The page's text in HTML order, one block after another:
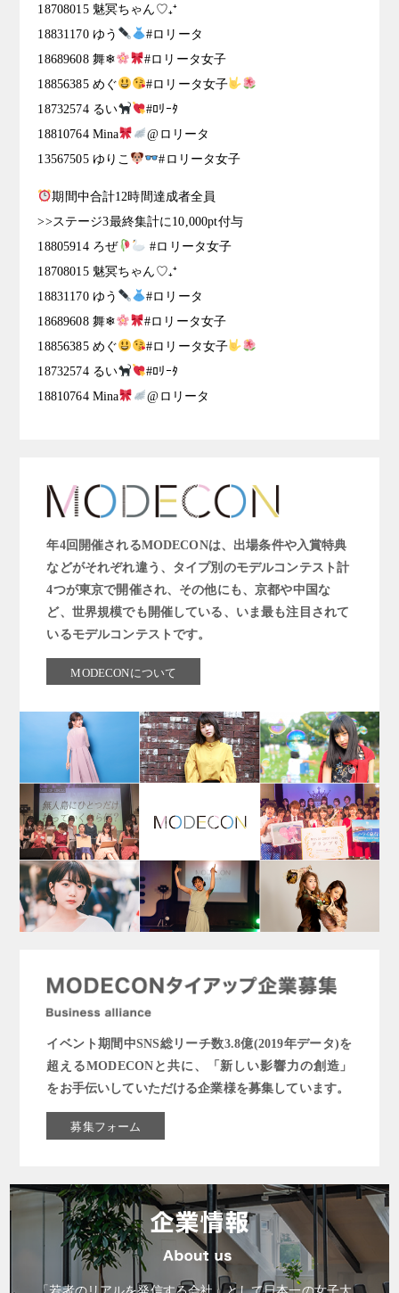
18708015 魅冥ちゃん♡₊⁺
18831170 ゆう
#ロリータ
18689608 舞❄
#ロリータ女子
18856385 めぐ
#ロリータ女子
18732574 るい
#ﾛﾘｰﾀ
18810764 Mina
@ロリータ
13567505 ゆりこ
#ロリータ女子
期間中合計12時間達成者全員
>>ステージ3最終集計に10,000pt付与
18805914 ろぜ
#ロリータ女子
18708015 魅冥ちゃん♡₊⁺
18831170 ゆう
#ロリータ
18689608 舞❄
#ロリータ女子
18856385 めぐ
#ロリータ女子
18732574 るい
#ﾛﾘｰﾀ
18810764 Mina
@ロリータ
年4回開催されるMODECONは、出場条件や入賞特典
などがそれぞれ違う、タイプ別のモデルコンテスト計
4つが東京で開催され、その他にも、京都や中国な
ど、世界規模でも開催している、いま最も注目されて
いるモデルコンテストです。
MODECONについて
イベント期間中SNS総リーチ数3.8億(2019年データ)を
超えるMODECONと共に、「新しい影響力の創造」
をお手伝いしていただける企業様を募集しています。
募集フォーム